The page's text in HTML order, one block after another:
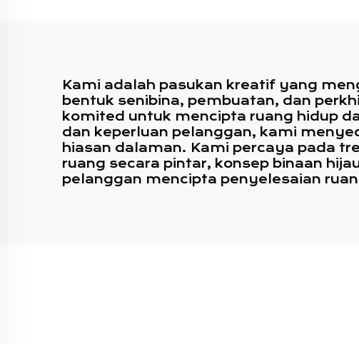
Kami adalah pasukan kreatif yang
bentuk senibina, pembuatan, dan
komited untuk mencipta ruang hidup
dan keperluan pelanggan, kami
hiasan dalaman. Kami percaya pada
ruang secara pintar, konsep binaan
pelanggan mencipta penyelesaian